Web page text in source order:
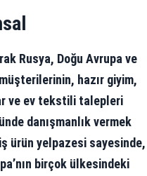
Rusya, Doğu Avrupa ve
hazır giyim,
ve ev tekstili talepleri
danışmanlık vermek
ürün yelpazesi sayesinde,
birçok ülkesindeki